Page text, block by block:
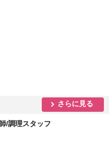
さらに見る
/調理スタッフ